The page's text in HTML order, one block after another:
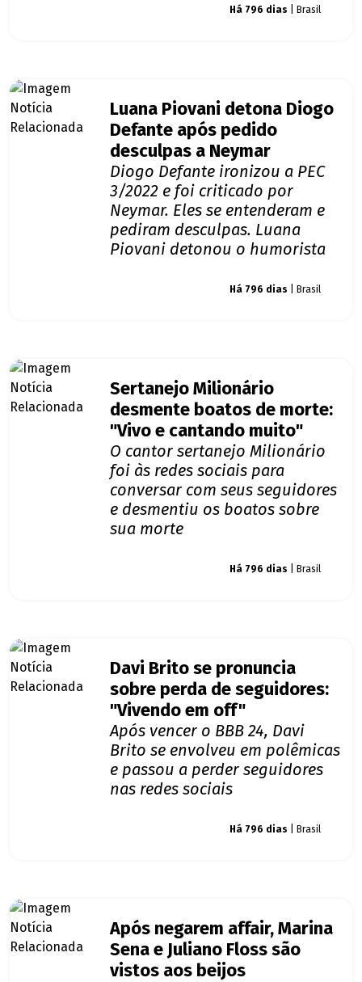
Há 796 dias | Brasil
Luana Piovani detona Diogo
Defante após pedido
desculpas a Neymar
Diogo Defante ironizou a PEC
3/2022 e foi criticado por
Neymar. Eles se entenderam e
pediram desculpas. Luana
Piovani detonou o humorista
Há 796 dias | Brasil
Sertanejo Milionário
desmente boatos de morte:
"Vivo e cantando muito"
O cantor sertanejo Milionário
foi às redes sociais para
conversar com seus seguidores
e desmentiu os boatos sobre
sua morte
Há 796 dias | Brasil
Davi Brito se pronuncia
sobre perda de seguidores:
"Vivendo em off"
Após vencer o BBB 24, Davi
Brito se envolveu em polêmicas
e passou a perder seguidores
nas redes sociais
Há 796 dias | Brasil
Após negarem affair, Marina
Sena e Juliano Floss são
vistos aos beijos